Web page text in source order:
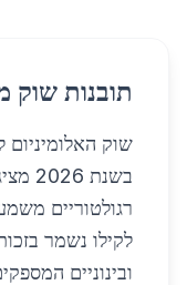
תובנות שוק
שוק האלומיניום
לקילו נשמר
ובינוניים